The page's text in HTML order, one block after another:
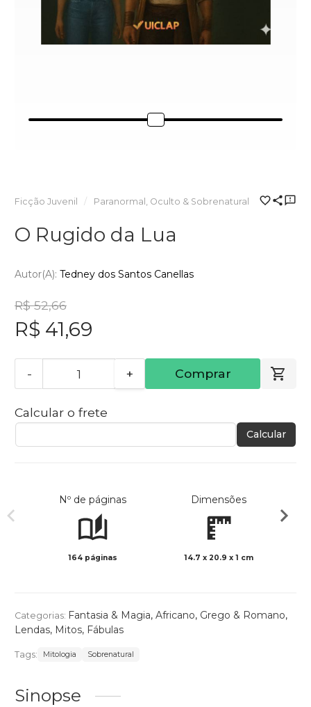
Ficção Juvenil Paranormal, Oculto & Sobrenatural
O Rugido da Lua
Autor(a): Tedney dos Santos Canellas
R$ 52,66
R$ 41,69
- + Comprar
Calcular o frete
Calcular
Nº de páginas
164 páginas
Dimensões
14.7 x 20.9 x 1 cm
Categorias: Fantasia & Magia, Africano, Grego & Romano,
Lendas, Mitos, Fábulas
Tags: Mitologia Sobrenatural
Sinopse